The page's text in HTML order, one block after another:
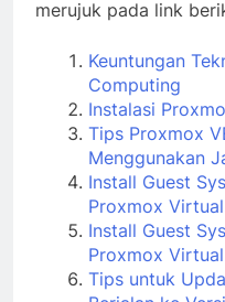
merujuk pada link
Keuntungan
Computing
Instalasi
Tips Proxmox
Menggunakan
Install Guest
Proxmox
Install Guest
Proxmox
Tips untuk